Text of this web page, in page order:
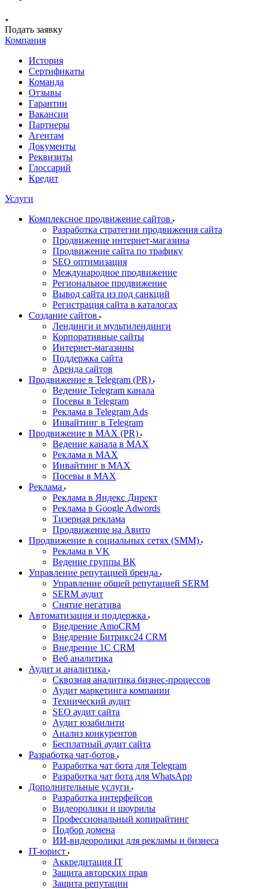
Подать заявку
Компания
История
Сертификаты
Команда
Отзывы
Гарантии
Вакансии
Партнеры
Агентам
Документы
Реквизиты
Глоссарий
Кредит
Услуги
Комплексное продвижение сайтов
Разработка стратегии продвижения сайта
Продвижение интернет-магазина
Продвижение сайта по трафику
SEO оптимизация
Международное продвижение
Региональное продвижение
Вывод сайта из под санкций
Регистрация сайта в каталогах
Создание сайтов
Лендинги и мультилендинги
Корпоративные сайты
Интернет-магазины
Поддержка сайта
Аренда сайтов
Продвижение в Telegram (PR)
Ведение Telegram канала
Посевы в Telegram
Реклама в Telegram Ads
Инвайтинг в Telegram
Продвижение в MAX (PR)
Ведение канала в MAX
Реклама в MAX
Инвайтинг в MAX
Посевы в MAX
Реклама
Реклама в Яндекс Директ
Реклама в Google Adwords
Тизерная реклама
Продвижение на Авито
Продвижение в социальных сетях (SMM)
Реклама в VK
Ведение группы ВК
Управление репутацией бренда
Управление общей репутацией SERM
SERM аудит
Снятие негатива
Автоматизация и поддержка
Внедрение AmoCRM
Внедрение Битрикс24 CRM
Внедрение 1C CRM
Веб аналитика
Аудит и аналитика
Сквозная аналитика бизнес-процессов
Аудит маркетинга компании
Технический аудит
SEO аудит сайта
Аудит юзабилити
Анализ конкурентов
Бесплатный аудит сайта
Разработка чат-ботов
Разработка чат бота для Telegram
Разработка чат бота для WhatsApp
Дополнительные услуги
Разработка интерфейсов
Видеоролики и шоурилы
Профессиональный копирайтинг
Подбор домена
ИИ-видеоролики для рекламы и бизнеса
IT-юрист
Аккредитация IT
Защита авторских прав
Защита репутации